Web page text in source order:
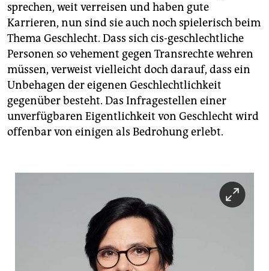
sprechen, weit verreisen und haben gute
Karrieren, nun sind sie auch noch spielerisch beim
Thema Geschlecht. Dass sich cis-geschlechtliche
Personen so vehement gegen Transrechte wehren
müssen, verweist vielleicht doch darauf, dass ein
Unbehagen der eigenen Geschlechtlichkeit
gegenüber besteht. Das Infragestellen einer
unverfügbaren Eigentlichkeit von Geschlecht wird
offenbar von einigen als Bedrohung erlebt.